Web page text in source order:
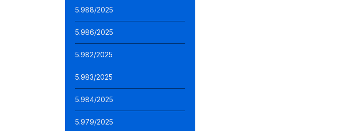
5.988/2025
5.986/2025
5.982/2025
5.983/2025
5.984/2025
5.979/2025